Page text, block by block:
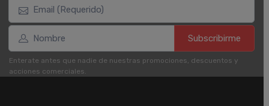
Subscribirme
Enterate antes que nadie de nuestras promociones, descuentos y
acciones comerciales.